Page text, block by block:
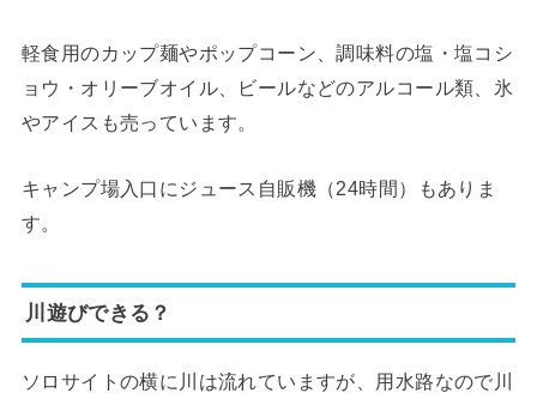
軽食用のカップ麺やポップコーン、調味料の塩・塩コシ
ョウ・オリーブオイル、ビールなどのアルコール類、氷
やアイスも売っています。
キャンプ場入口にジュース自販機（24時間）もありま
す。
川遊びできる？
ソロサイトの横に川は流れていますが、用水路なので川